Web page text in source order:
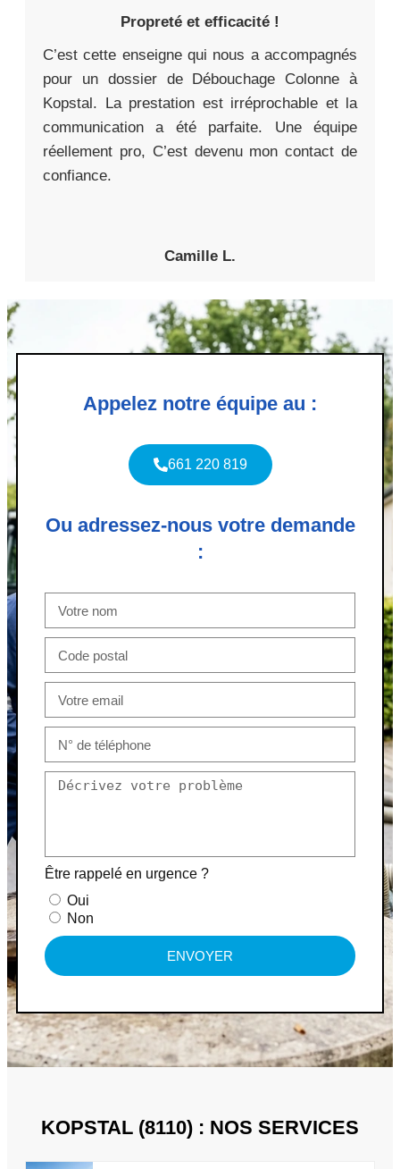
Propreté et efficacité !
C’est cette enseigne qui nous a accompagnés
pour un dossier de Débouchage Colonne à
Kopstal. La prestation est irréprochable et la
communication a été parfaite. Une équipe
réellement pro, C’est devenu mon contact de
confiance.
Camille L.
Appelez notre équipe au :
661 220 819
Ou adressez-nous votre demande
:
Être rappelé en urgence ?
Oui
Non
ENVOYER
KOPSTAL (8110) : NOS SERVICES